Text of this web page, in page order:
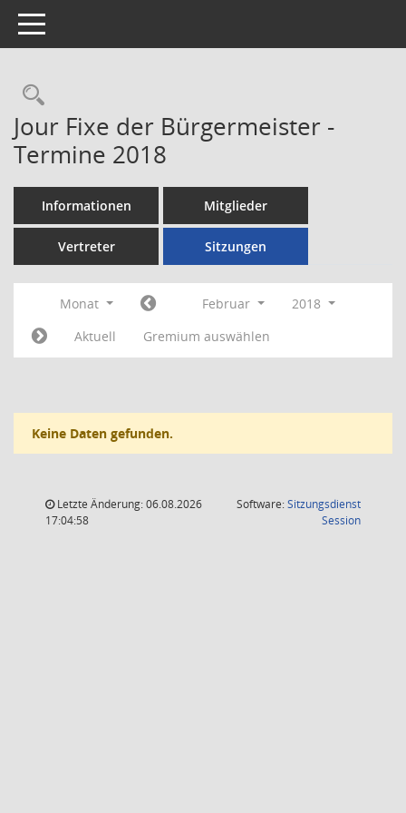
Toggle navigation
Rechercheauswahl
Jour Fixe der Bürgermeister -
Termine 2018
Informationen Mitglieder
Vertreter Sitzungen
Monat Februar
2018
Aktuell
Gremium auswählen
Keine Daten gefunden.
Letzte Änderung: 06.08.2026
17:04:58
Software:Sitzungsdienst
Session(Wird in